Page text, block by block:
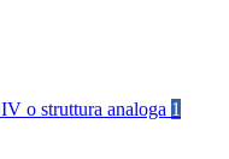
o struttura analoga 1